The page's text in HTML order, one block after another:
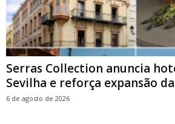
Serras Collection anuncia
Sevilha e reforça expansão
6 de agosto de 2026